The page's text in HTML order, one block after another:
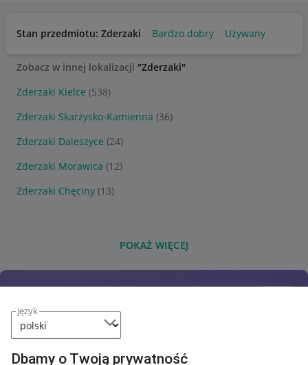
język
Dbamy o Twoją prywatność
Stan przedmiotu: Zderzaki Bardzo dobry Używany
Zobacz w innej lokalizacji "Zderzaki"
Zderzaki Kielce (538)
Zderzaki Skarżysko-Kamienna (36)
Zderzaki Daleszyce (24)
Zderzaki Morawica (12)
Zderzaki Chęciny (13)
POKAŻ WIĘCEJ